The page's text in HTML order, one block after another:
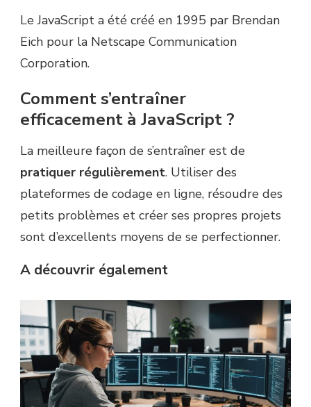
Le JavaScript a été créé en 1995 par Brendan
Eich pour la Netscape Communication
Corporation.
Comment s’entraîner
efficacement à JavaScript ?
La meilleure façon de s’entraîner est de
pratiquer régulièrement. Utiliser des
plateformes de codage en ligne, résoudre des
petits problèmes et créer ses propres projets
sont d’excellents moyens de se perfectionner.
A découvrir également